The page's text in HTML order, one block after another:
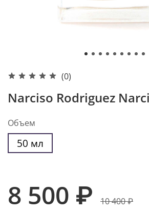
(0)
Narciso Rodriguez
Объем
50 мл
8 500 ₽ 10 400 ₽